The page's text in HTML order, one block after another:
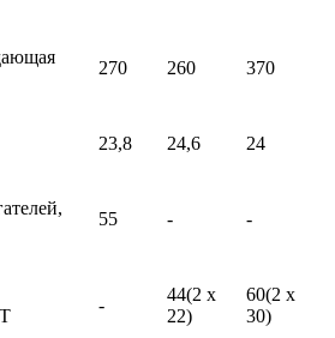
270 260 370
23,8 24,6 24
55 - -
-
44(2 х
22)
60(2 х
30)